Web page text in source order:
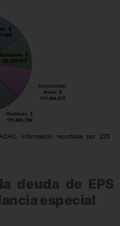
deuda de EPS
especial